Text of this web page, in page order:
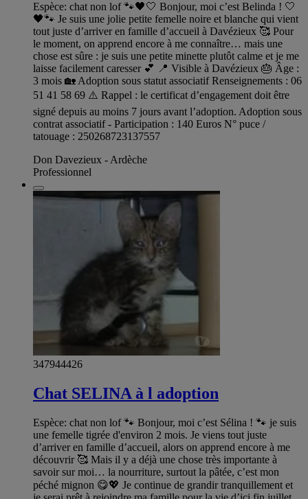
Espèce: chat non lof 🐾🖤🤍 Bonjour, moi c’est Belinda ! 🤍
🖤🐾 Je suis une jolie petite femelle noire et blanche qui vient
tout juste d’arriver en famille d’accueil à Davézieux 🥰 Pour
le moment, on apprend encore à me connaître… mais une
chose est sûre : je suis une petite minette plutôt calme et je me
laisse facilement caresser 💕 📍 Visible à Davézieux 🎂 Âge :
3 mois 🏡 Adoption sous statut associatif Renseignements : 06
51 41 58 69 ⚠️ Rappel : le certificat d’engagement doit être
signé depuis au moins 7 jours avant l’adoption. Adoption sous
contrat associatif - Participation : 140 Euros N° puce /
tatouage : 250268723137557
Don Davezieux - Ardèche
Professionnel
347944426
Chat SELINA à l adoption
Espèce: chat non lof 🐾 Bonjour, moi c’est Sélina ! 🐾 je suis
une femelle tigrée d'environ 2 mois. Je viens tout juste
d’arriver en famille d’accueil, alors on apprend encore à me
découvrir 🥰 Mais il y a déjà une chose très importante à
savoir sur moi… la nourriture, surtout la pâtée, c’est mon
péché mignon 😋💖 Je continue de grandir tranquillement et